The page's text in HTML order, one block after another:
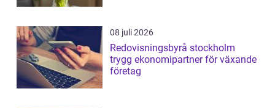
08 juli 2026
Redovisningsbyrå stockholm
trygg ekonomipartner för växande
företag